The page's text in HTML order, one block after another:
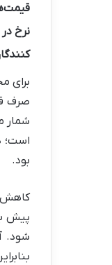
برای
است؛
بود.
کاهش